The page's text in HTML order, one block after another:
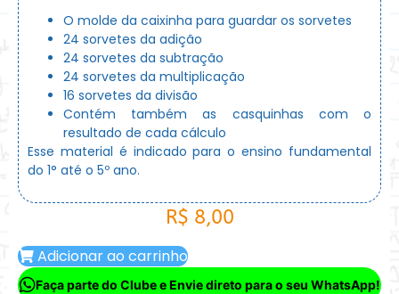
O molde da caixinha para guardar os sorvetes
24 sorvetes da adição
24 sorvetes da subtração
24 sorvetes da multiplicação
16 sorvetes da divisão
Contém também as casquinhas com o
resultado de cada cálculo
Esse material é indicado para o ensino fundamental
do 1° até o 5º ano.
R$ 8,00
Adicionar ao carrinho
Faça parte do Clube e Envie direto para o seu WhatsApp!